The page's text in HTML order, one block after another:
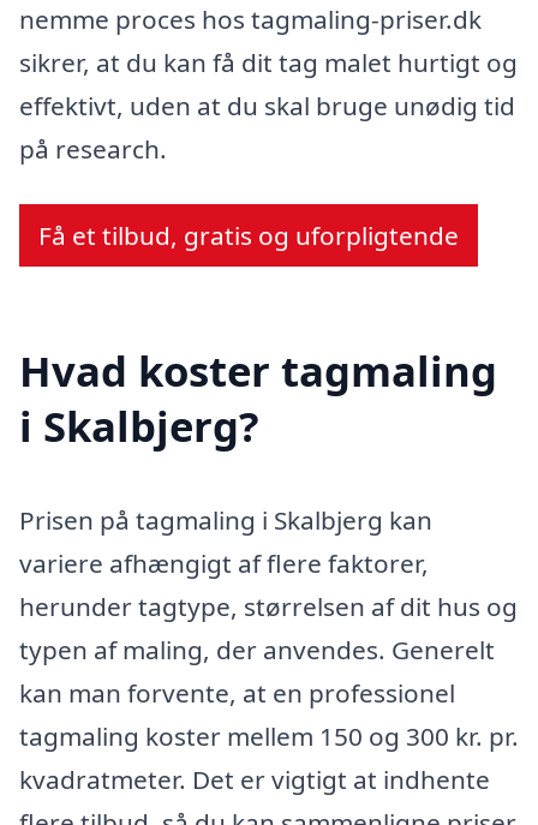
nemme proces hos tagmaling-priser.dk
sikrer, at du kan få dit tag malet hurtigt og
effektivt, uden at du skal bruge unødig tid
på research.
Få et tilbud, gratis og uforpligtende
Hvad koster tagmaling
i Skalbjerg?
Prisen på tagmaling i Skalbjerg kan
variere afhængigt af flere faktorer,
herunder tagtype, størrelsen af dit hus og
typen af maling, der anvendes. Generelt
kan man forvente, at en professionel
tagmaling koster mellem 150 og 300 kr. pr.
kvadratmeter. Det er vigtigt at indhente